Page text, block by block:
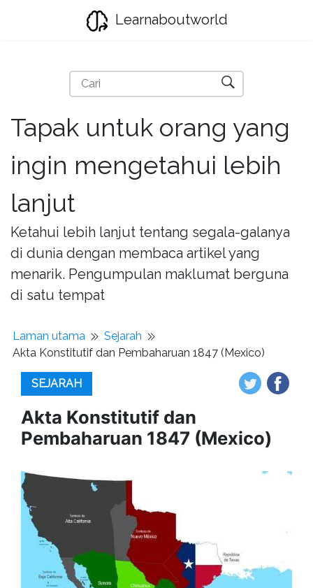
Learnaboutworld
Tapak untuk orang yang
ingin mengetahui lebih
lanjut
Ketahui lebih lanjut tentang segala-galanya
di dunia dengan membaca artikel yang
menarik. Pengumpulan maklumat berguna
di satu tempat
Laman utama
Sejarah
Akta Konstitutif dan Pembaharuan 1847 (Mexico)
SEJARAH
Akta Konstitutif dan
Pembaharuan 1847 (Mexico)